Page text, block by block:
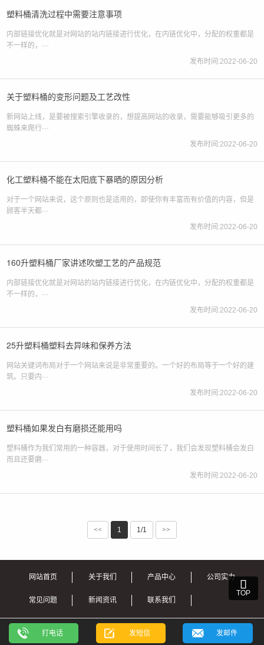
塑料桶清洗过程中需要注意事项
内部链接优化就是对网站的站内链接进行优化，在内链优化中，分配的权重都是
不一样的，···
发布时间:2022-06-20
关于塑料桶的变形问题及工艺改性
新网站上线，是要被搜索引擎收录的，想提高网站的收录，需要能够吸引更多的
蜘蛛来爬行···
发布时间:2022-06-20
化工塑料桶不能在太阳底下暴晒的原因分析
对于一个网站来说，这个原则也是适用的，即使你有丰富而有价值的内容，但是
顾客半天都···
发布时间:2022-06-20
160升塑料桶厂家讲述吹塑工艺的产品规范
内部链接优化就是对网站的站内链接进行优化，在内链优化中，分配的权重都是
不一样的，···
发布时间:2022-06-20
25升塑料桶塑料去异味和保养方法
网站关键词布局对于一个网站来说是非常重要的。一个好的布局等于一个好的建
筑。只要内···
发布时间:2022-06-20
塑料桶如果发白有磨损还能用吗
塑料桶作为我们常用的一种容器，对于使用时间长了，我们会发现塑料桶会发白
而且还要磨···
发布时间:2022-06-20
<< 1 1/1 >>

TOP
网站首页 关于我们 产品中心 公司实力
常见问题 新闻资讯 联系我们
Copyright © 2022 山东新佳塑业有限公司
打电话 发短信 发邮件